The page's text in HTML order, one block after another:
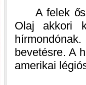
A felek őszi
Olaj akkori
bevetésre. A
amerikai